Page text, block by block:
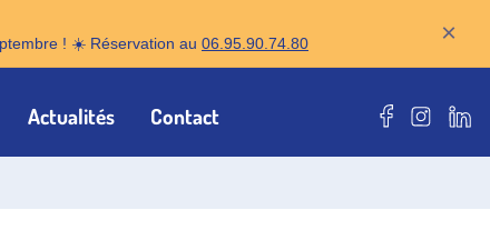
! ☀️ Réservation au 06.95.90.74.80 ×
Actualités Contact Notre page
Notre